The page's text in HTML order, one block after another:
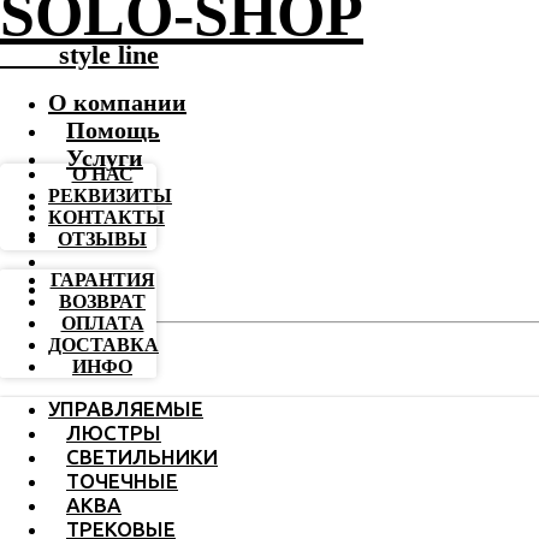
SOLO-SHOP
-------style line
О компании
Помощь
Услуги
О НАС
РЕКВИЗИТЫ
КОНТАКТЫ
ОТЗЫВЫ
ГАРАНТИЯ
ВОЗВРАТ
ОПЛАТА
ДОСТАВКА
ИНФО
УПРАВЛЯЕМЫЕ
ЛЮСТРЫ
СВЕТИЛЬНИКИ
ТОЧЕЧНЫЕ
АКВА
ТРЕКОВЫЕ